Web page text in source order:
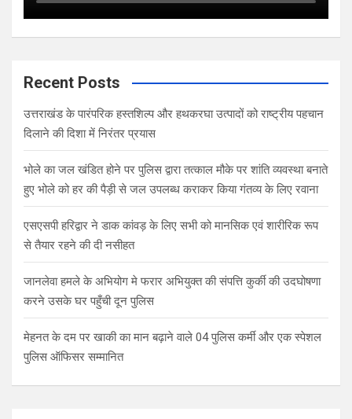
Recent Posts
उत्तराखंड के पारंपरिक हस्तशिल्प और हथकरघा उत्पादों को राष्ट्रीय पहचान
दिलाने की दिशा में निरंतर प्रयास
भोले का जल खंडित होने पर पुलिस द्वारा तत्काल मौके पर शांति व्यवस्था बनाते
हुए भोले को हर की पैड़ी से जल उपलब्ध कराकर किया गंतव्य के लिए रवाना
एसएसपी हरिद्वार ने डाक कांवड़ के लिए सभी को मानसिक एवं शारीरिक रूप
से तैयार रहने की दी नसीहत
जानलेवा हमले के अभियोग मे फरार अभियुक्त की संपत्ति कुर्की की उदघोषणा
करने उसके घर पहुँची दून पुलिस
मेहनत के दम पर खाकी का मान बढ़ाने वाले 04 पुलिस कर्मी और एक स्पेशल
पुलिस ऑफिसर सम्मानित